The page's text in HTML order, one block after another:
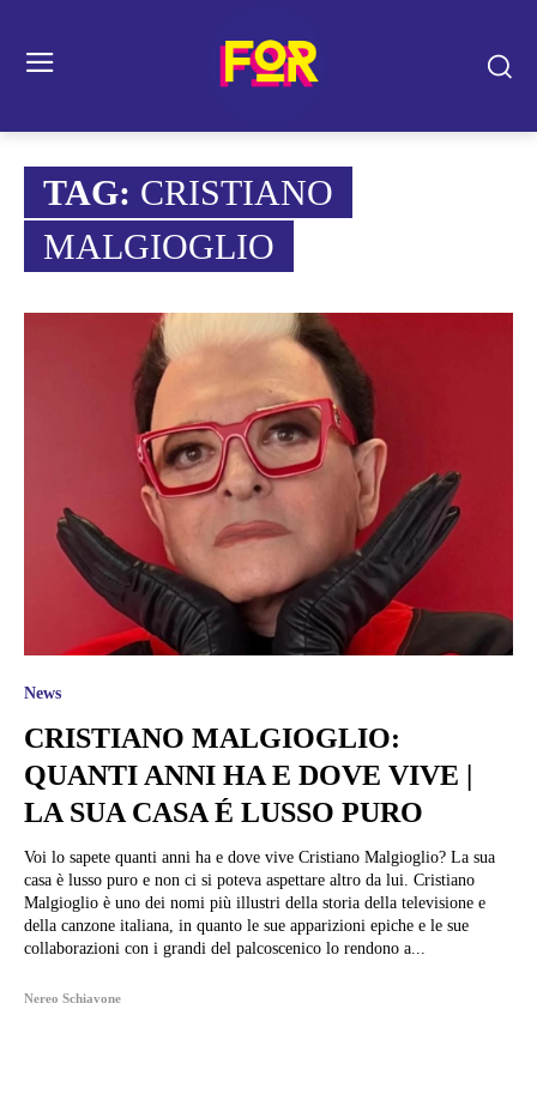
TAG: CRISTIANO
MALGIOGLIO
News
CRISTIANO MALGIOGLIO:
QUANTI ANNI HA E DOVE VIVE |
LA SUA CASA É LUSSO PURO
Voi lo sapete quanti anni ha e dove vive Cristiano Malgioglio? La sua
casa è lusso puro e non ci si poteva aspettare altro da lui. Cristiano
Malgioglio è uno dei nomi più illustri della storia della televisione e
della canzone italiana, in quanto le sue apparizioni epiche e le sue
collaborazioni con i grandi del palcoscenico lo rendono a...
Nereo Schiavone